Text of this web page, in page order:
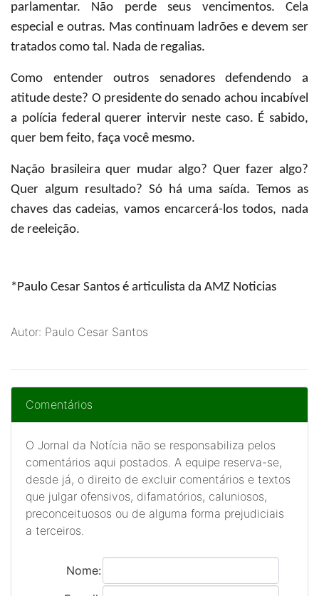
parlamentar. Não perde seus vencimentos. Cela
especial e outras. Mas continuam ladrões e devem ser
tratados como tal. Nada de regalias.
Como entender outros senadores defendendo a
atitude deste? O presidente do senado achou incabível
a polícia federal querer intervir neste caso. É sabido,
quer bem feito, faça você mesmo.
Nação brasileira quer mudar algo? Quer fazer algo?
Quer algum resultado? Só há uma saída. Temos as
chaves das cadeias, vamos encarcerá-los todos, nada
de reeleição.
*Paulo Cesar Santos é articulista da AMZ Noticias
Autor: Paulo Cesar Santos
Comentários
O Jornal da Notícia não se responsabiliza pelos
comentários aqui postados. A equipe reserva-se,
desde já, o direito de excluir comentários e textos
que julgar ofensivos, difamatórios, caluniosos,
preconceituosos ou de alguma forma prejudiciais
a terceiros.
Nome: